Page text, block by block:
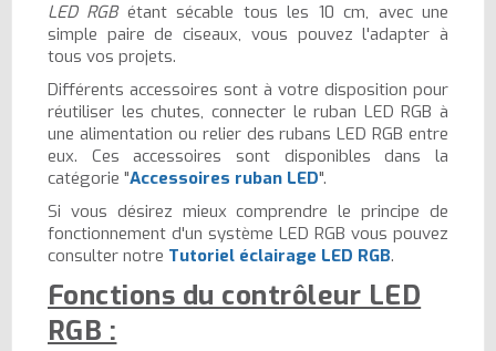
LED RGBétant sécable tous les 10 cm, avec une
simple paire de ciseaux, vous pouvez l'adapter à
tous vos projets.
Différents accessoires sont à votre disposition pour
réutiliser les chutes, connecter le ruban LED RGB à
une alimentation ou relier des rubans LED RGB entre
eux. Ces accessoires sont disponibles dans la
catégorie "Accessoires ruban LED".
Si vous désirez mieux comprendre le principe de
fonctionnement d'un système LED RGB vous pouvez
consulter notre Tutoriel éclairage LED RGB.
Fonctions du contrôleur LED
RGB :